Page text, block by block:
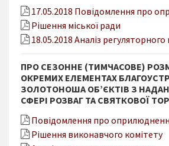
17.05.2018 Повідомлення про
Рішення міської ради
18.05.2018 Аналіз
ПРО СЕЗОННЕ (ТИМЧАСОВЕ)
ОКРЕМИХ ЕЛЕМЕНТАХ
ЗОЛОТОНОША ОБ’ЄКТІВ З
СФЕРІ РОЗВАГ ТА СВЯТКОВОЇ
Повідомлення про
Рішення виконавчого комітету